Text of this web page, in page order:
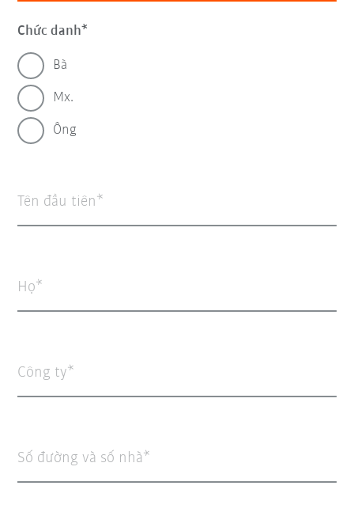
Chức danh
Bà
Mx.
Ông
Tên đầu tiên
Họ
Công ty
Số đường và số nhà